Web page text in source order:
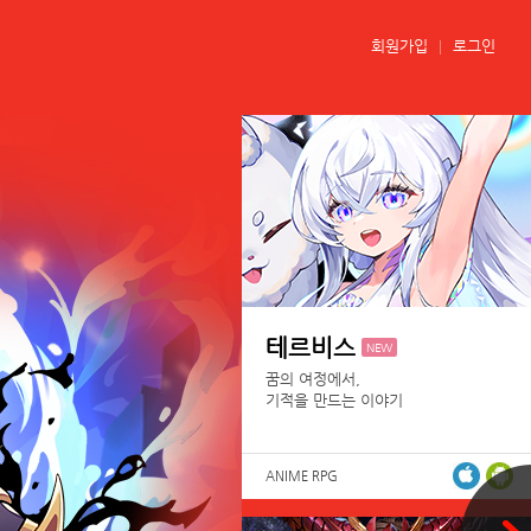
회원가입 로그인
테르비스 NEW
꿈의 여정에서,
기적을 만드는 이야기
ANIME RPG